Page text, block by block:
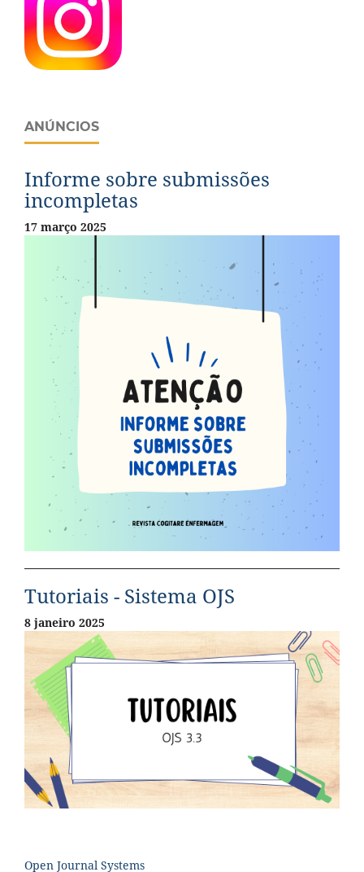
ANÚNCIOS
Informe sobre submissões
incompletas
17 março 2025
Tutoriais - Sistema OJS
8 janeiro 2025
Open Journal Systems